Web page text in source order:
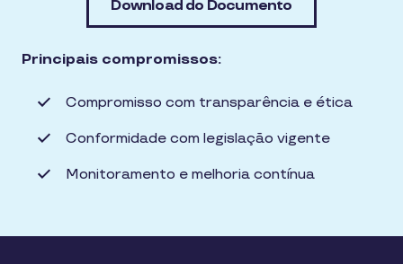
Download do Documento
Principais compromissos:
Compromisso com transparência e ética
Conformidade com legislação vigente
Monitoramento e melhoria contínua